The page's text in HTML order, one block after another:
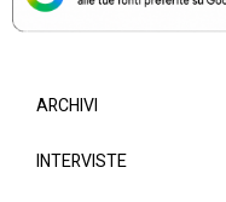
ARCHIVI
INTERVISTE